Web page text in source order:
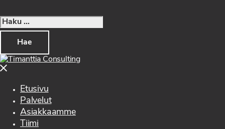
Haku:
Close
Etusivu
Palvelut
Asiakkaamme
Tiimi